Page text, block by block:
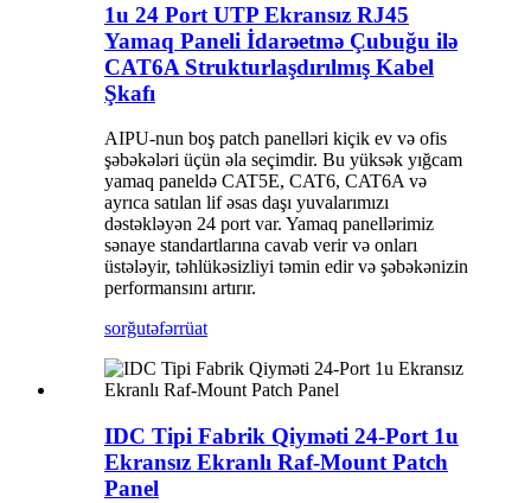
1u 24 Port UTP Ekransız RJ45
Yamaq Paneli İdarəetmə Çubuğu ilə
CAT6A Strukturlaşdırılmış Kabel
Şkafı
AIPU-nun boş patch panelləri kiçik ev və ofis
şəbəkələri üçün əla seçimdir. Bu yüksək yığcam
yamaq paneldə CAT5E, CAT6, CAT6A və
ayrıca satılan lif əsas daşı yuvalarımızı
dəstəkləyən 24 port var. Yamaq panellərimiz
sənaye standartlarına cavab verir və onları
üstələyir, təhlükəsizliyi təmin edir və şəbəkənizin
performansını artırır.
sorğutəfərrüat
IDC Tipi Fabrik Qiyməti 24-Port 1u
Ekransız Ekranlı Raf-Mount Patch
Panel